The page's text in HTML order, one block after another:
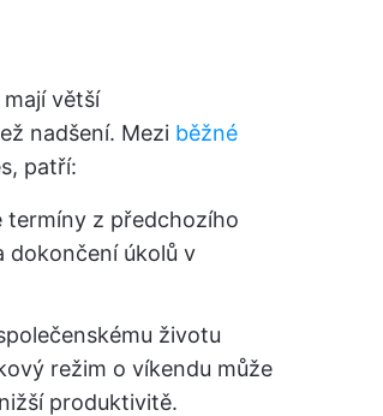
větší
nadšení. Mezi běžné
patří:
termíny z předchozího
dokončení úkolů v
životu
režim o víkendu může
produktivitě.